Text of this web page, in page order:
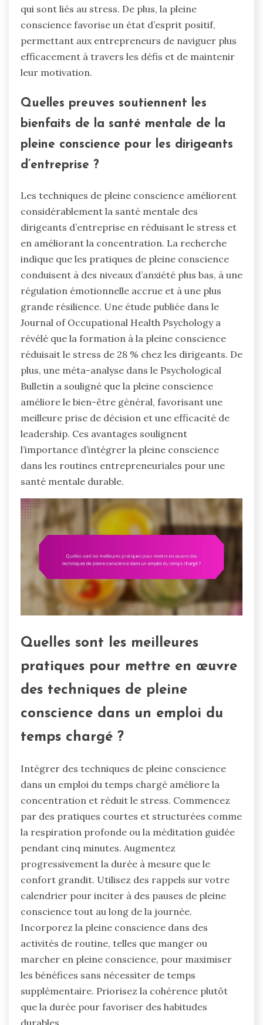
qui sont liés au stress. De plus, la pleine
conscience favorise un état d’esprit positif,
permettant aux entrepreneurs de naviguer plus
efficacement à travers les défis et de maintenir
leur motivation.
Quelles preuves soutiennent les
bienfaits de la santé mentale de la
pleine conscience pour les dirigeants
d’entreprise ?
Les techniques de pleine conscience améliorent
considérablement la santé mentale des
dirigeants d’entreprise en réduisant le stress et
en améliorant la concentration. La recherche
indique que les pratiques de pleine conscience
conduisent à des niveaux d’anxiété plus bas, à une
régulation émotionnelle accrue et à une plus
grande résilience. Une étude publiée dans le
Journal of Occupational Health Psychology a
révélé que la formation à la pleine conscience
réduisait le stress de 28 % chez les dirigeants. De
plus, une méta-analyse dans le Psychological
Bulletin a souligné que la pleine conscience
améliore le bien-être général, favorisant une
meilleure prise de décision et une efficacité de
leadership. Ces avantages soulignent
l’importance d’intégrer la pleine conscience
dans les routines entrepreneuriales pour une
santé mentale durable.
Quelles sont les meilleures
pratiques pour mettre en œuvre
des techniques de pleine
conscience dans un emploi du
temps chargé ?
Intégrer des techniques de pleine conscience
dans un emploi du temps chargé améliore la
concentration et réduit le stress. Commencez
par des pratiques courtes et structurées comme
la respiration profonde ou la méditation guidée
pendant cinq minutes. Augmentez
progressivement la durée à mesure que le
confort grandit. Utilisez des rappels sur votre
calendrier pour inciter à des pauses de pleine
conscience tout au long de la journée.
Incorporez la pleine conscience dans des
activités de routine, telles que manger ou
marcher en pleine conscience, pour maximiser
les bénéfices sans nécessiter de temps
supplémentaire. Priorisez la cohérence plutôt
que la durée pour favoriser des habitudes